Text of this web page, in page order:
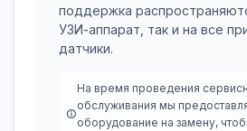
поддержка
УЗИ-аппарат, так и на все
датчики.
На время проведения
обслуживания мы
оборудование на замену,